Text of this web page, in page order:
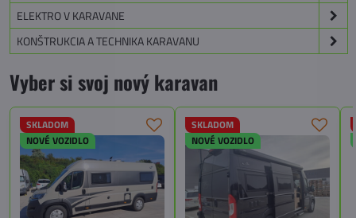
ELEKTRO V KARAVANE
KONŠTRUKCIA A TECHNIKA KARAVANU
Vyber si svoj nový karavan
SKLADOM
NOVÉ VOZIDLO
SKLADOM
NOVÉ VOZIDLO